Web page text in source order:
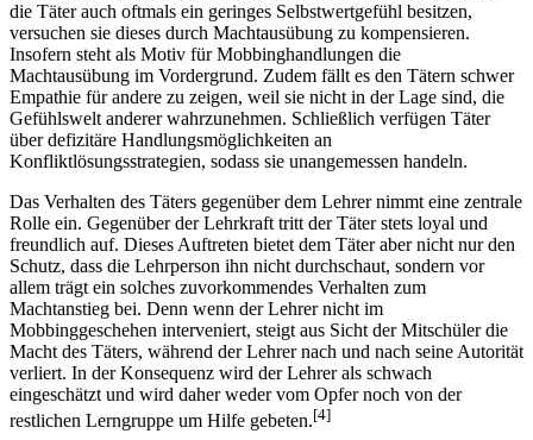
die Täter auch oftmals ein geringes Selbstwertgefühl besitzen,
versuchen sie dieses durch Machtausübung zu kompensieren.
Insofern steht als Motiv für Mobbinghandlungen die
Machtausübung im Vordergrund. Zudem fällt es den Tätern schwer
Empathie für andere zu zeigen, weil sie nicht in der Lage sind, die
Gefühlswelt anderer wahrzunehmen. Schließlich verfügen Täter
über defizitäre Handlungsmöglichkeiten an
Konfliktlösungsstrategien, sodass sie unangemessen handeln.
Das Verhalten des Täters gegenüber dem Lehrer nimmt eine zentrale
Rolle ein. Gegenüber der Lehrkraft tritt der Täter stets loyal und
freundlich auf. Dieses Auftreten bietet dem Täter aber nicht nur den
Schutz, dass die Lehrperson ihn nicht durchschaut, sondern vor
allem trägt ein solches zuvorkommendes Verhalten zum
Machtanstieg bei. Denn wenn der Lehrer nicht im
Mobbinggeschehen interveniert, steigt aus Sicht der Mitschüler die
Macht des Täters, während der Lehrer nach und nach seine Autorität
verliert. In der Konsequenz wird der Lehrer als schwach
eingeschätzt und wird daher weder vom Opfer noch von der
restlichen Lerngruppe um Hilfe gebeten.[4]